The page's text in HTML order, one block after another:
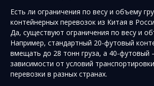
Есть ли ограничения по весу и объему
контейнерных перевозок из Китая в
Да, существуют ограничения по весу и
Например, стандартный 20-футовый
вмещать до 28 тонн груза, а 40-футовый
зависимости от условий
перевозки в разных странах.